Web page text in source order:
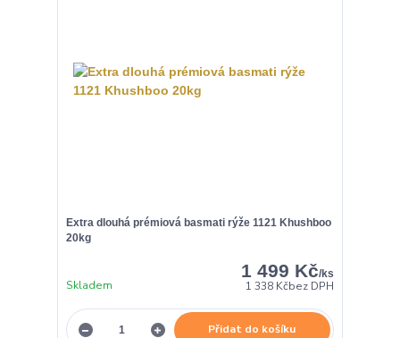
Extra dlouhá prémiová basmati rýže 1121 Khushboo
20kg
1 499 Kč/ks
1 338 Kčbez DPH
Skladem
Přidat do košíku